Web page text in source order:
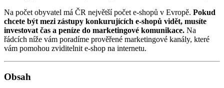
Na počet obyvatel má ČR největší počet e-shopů v Evropě. Pokud
chcete být mezi zástupy konkurujících e-shopů vidět, musíte
investovat čas a peníze do marketingové komunikace. Na
řádcích níže vám poradíme prověřené marketingové kanály, které
vám pomohou zviditelnit e-shop na internetu.
Obsah